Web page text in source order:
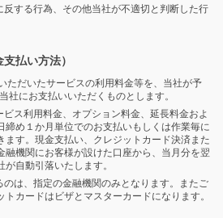
反する行為、その他当社が不適切と判断した行
払い方法）
だいたサービスの利用料金等を、当社が予
社にお支払いいただくものとします。
ビス利用料金、オプション料金、延長料金およ
締め１か月単位でのお支払いもしくは作業毎に
ます。現金支払い、クレジットカード決済また
融機関にお客様が設けた口座から、当月分を翌
が自動引落いたします。
のは、指定の金融機関のみとなります。またご
トカードはビザとマスターカードになります。